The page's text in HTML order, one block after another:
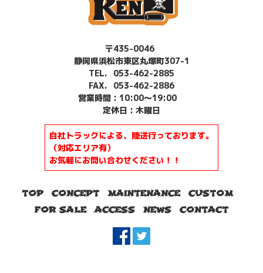
〒435-0046
静岡県浜松市東区丸塚町307-1
TEL.
053-462-2885
FAX. 053-462-2886
営業時間 : 10:00～19:00
定休日 : 木曜日
自社トラックによる、陸送行っております。
（対応エリア有）
お気軽にお問い合わせください！！
TOP CONCEPT MAINTENANCE
CUSTOM
FOR SALE
ACCESS NEWS CONTACT